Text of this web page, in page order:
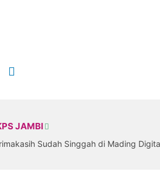
JAMBI
Sudah Singgah di Mading